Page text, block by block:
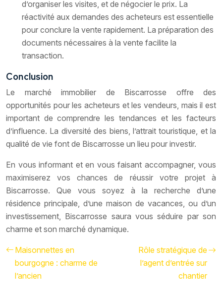
d’organiser les visites, et de négocier le prix. La
réactivité aux demandes des acheteurs est essentielle
pour conclure la vente rapidement. La préparation des
documents nécessaires à la vente facilite la
transaction.
Conclusion
Le marché immobilier de Biscarrosse offre des
opportunités pour les acheteurs et les vendeurs, mais il est
important de comprendre les tendances et les facteurs
d’influence. La diversité des biens, l’attrait touristique, et la
qualité de vie font de Biscarrosse un lieu pour investir.
En vous informant et en vous faisant accompagner, vous
maximiserez vos chances de réussir votre projet à
Biscarrosse. Que vous soyez à la recherche d’une
résidence principale, d’une maison de vacances, ou d’un
investissement, Biscarrosse saura vous séduire par son
charme et son marché dynamique.
Maisonnettes en
bourgogne : charme de
l’ancien
Rôle stratégique de
l’agent d’entrée sur
chantier